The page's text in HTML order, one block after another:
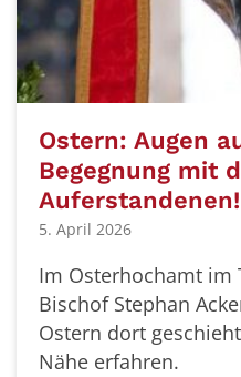
Ostern: Augen
Begegnung mit
Auferstandenen!
5. April 2026
Im Osterhochamt im
Bischof Stephan
Ostern dort
Nähe erfahren.